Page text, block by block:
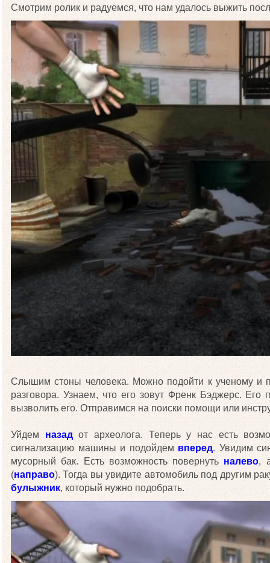
Смотрим ролик и радуемся, что нам удалось выжить
Слышим стоны человека. Можно подойти к ученому и
разговора. Узнаем, что его зовут Френк Бэджерс.
вызволить его. Отправимся на поиски помощи или
Уйдем назадот археолога. Теперь у нас есть
сигнализацию машины и подойдем вперед. Увидим
мусорный бак. Есть возможность повернуть налево,
(направо). Тогда вы увидите автомобиль под другим
булыжник, который нужно подобрать.